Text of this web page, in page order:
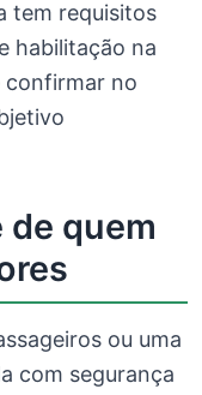
tem requisitos
habilitação na
confirmar no
quem
ou uma
com segurança